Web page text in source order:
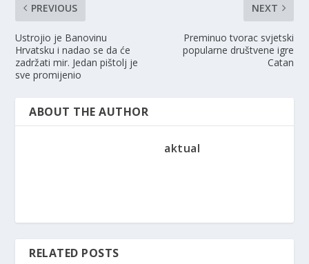
PREVIOUS
Ustrojio je Banovinu
Hrvatsku i nadao se da će
zadržati mir. Jedan pištolj je
sve promijenio
NEXT
Preminuo tvorac svjetski
popularne društvene igre
Catan
ABOUT THE AUTHOR
aktual
RELATED POSTS